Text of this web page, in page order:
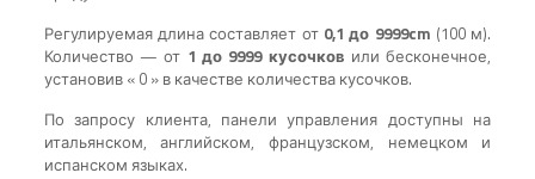
Регулируемая длина составляет от 0,1 до 9999cm (100 м).
Количество — от 1 до 9999 кусочков или бесконечное,
установив « 0 » в качестве количества кусочков.
По запросу клиента, панели управления доступны на
итальянском, английском, французском, немецком и
испанском языках.